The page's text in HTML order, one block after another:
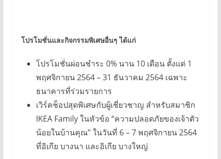
โปรโมชั่นและกิจกรรมพิเศษอื่นๆ ได้แก่
โปรโมชั่นผ่อนชำระ 0% นาน 10 เดือน ตั้งแต่ 1
พฤศจิกายน 2564 – 31 ธันวาคม 2564 เฉพาะ
ธนาคารที่ร่วมรายการ
เวิร์คช็อปสุดพิเศษกับผู้เชี่ยวชาญ สำหรับสมาชิก
IKEA Family ในหัวข้อ “ความปลอดภัยของเจ้าตัว
น้อยในบ้านคุณ” ในวันที่ 6 – 7 พฤศจิกายน 2564
ที่อิเกีย บางนา และอิเกีย บางใหญ่